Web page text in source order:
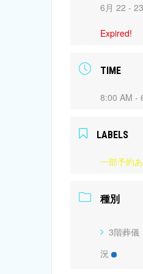
6月 22 -
Expired!
TIME
8:00 AM -
LABELS
一部予約
種別
3階葬儀
況